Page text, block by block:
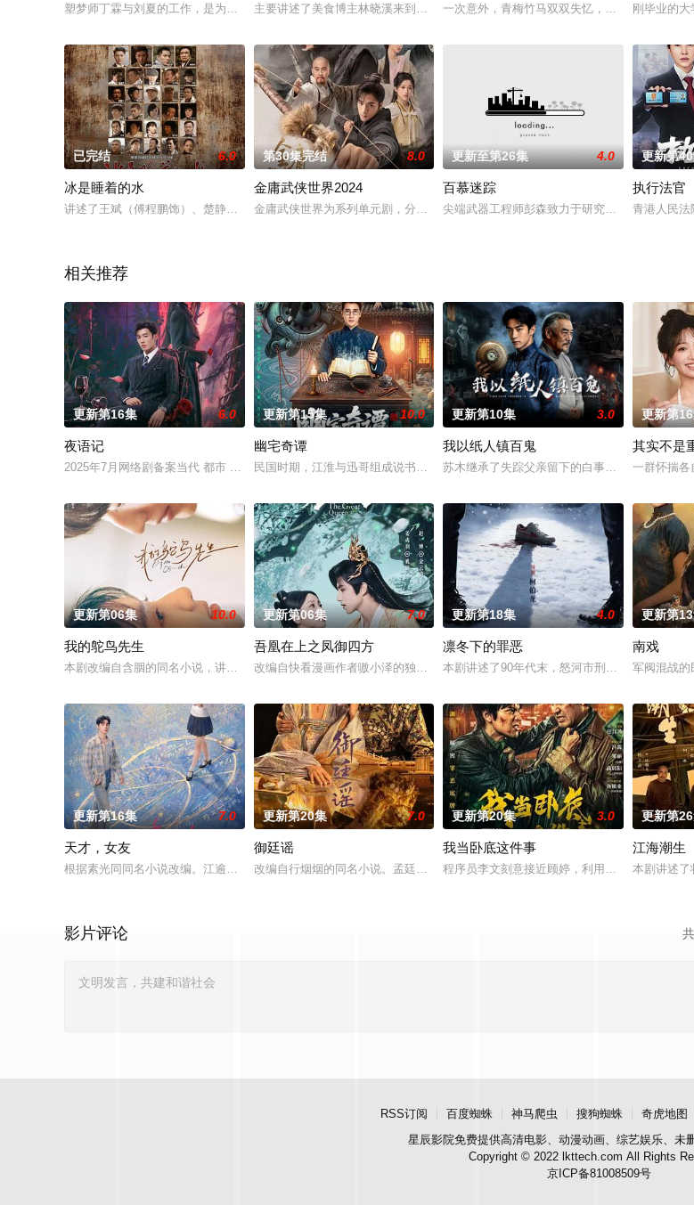
塑梦师丁霖与刘夏的工作，是为濒死客户做记忆修改，达到临终还愿。这天，他们接到一桩蓄意伤人案件，深入调查之时，
主要讲述了美食博主林晓溪来到清溪村，意外邂逅对厨艺一窍不通的科技新农人陆翊宸
一次意外，青梅竹马双双失忆，被迫分开，而
刚毕业的大
已完结 6.0
冰是睡着的水
讲述了王斌（傅程鹏饰）、楚静（王一然饰）、肖天明（徐洪浩饰）、雷鹏（徐佳饰）几位成长在新中国的第一批解放军战
第30集完结 8.0
金庸武侠世界2024
金庸武侠世界为系列单元剧，分为五个单元《铁血丹心》《东邪西毒》《南帝北丐》《
更新至第26集 4.0
百慕迷踪
尖端武器工程师彭森致力于研究高科技非致命性
更新第
执行法官
青港人民法
相关推荐
更新第16集 6.0
夜语记
2025年7月网络剧备案当代 都市 海南越酷文化传媒有限公司
更新第15集 10.0
幽宅奇谭
民国时期，江淮与迅哥组成说书班子，偶遇“白天人住屋，晚上鬼占房”的阴阳宅，江淮
更新第10集 3.0
我以纸人镇百鬼
苏木继承了失踪父亲留下的白事馆，本想低调扎
更新第
其实不是
一群怀揣各
更新第06集 10.0
我的鸵鸟先生
本剧改编自含胭的同名小说，讲述了邻家女孩庞倩（苏晓彤 饰）与童年时因一场意外落下身体残缺的少年顾铭夕（何洛洛
更新第06集 7.0
吾凰在上之凤御四方
改编自快看漫画作者嗷小泽的独家连载漫画《吾凰在上》。现代少女奚圆（姜贞羽 饰
更新第18集 4.0
凛冬下的罪恶
本剧讲述了90年代末，怒河市刑侦支队在无普及
更新第
南戏
军阀混战的
更新第16集 7.0
天才，女友
根据素光同同名小说改编。江逾白长大以后，林知夏忽然对他说：“江逾白，我喜欢你，哲学和生物学意义上的喜欢。”那个
更新第20集 7.0
御廷谣
改编自行烟烟的同名小说。孟廷辉，大平王朝有史以来个以女子进士科三元及第入翰
更新第20集 3.0
我当卧底这件事
程序员李文刻意接近顾婷，利用顾炎女儿奴的属
更新第
江海潮生
本剧讲述了
共
影片评论
RSS订阅 百度蜘蛛 神马爬虫 搜狗蜘蛛 奇虎地图
星辰影院免费提供高清电影、动漫动画、综艺娱乐、未
Copyright © 2022 lkttech.com All Rights
京ICP备81008509号